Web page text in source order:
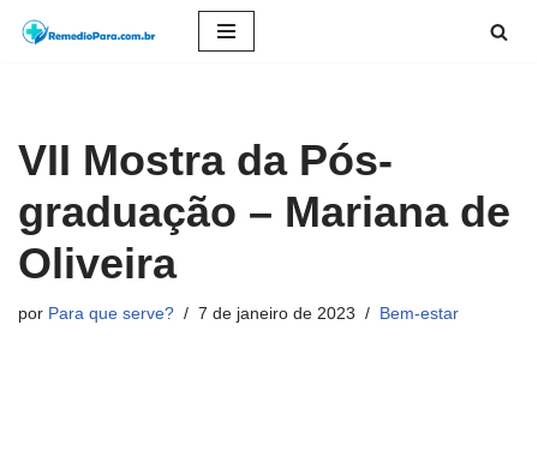
conteúdo
VII Mostra da Pós-
graduação – Mariana de
Oliveira
por Para que serve? 7 de janeiro de 2023 Bem-estar